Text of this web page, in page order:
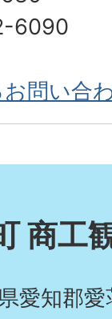
6090
問い合
商工
愛知郡愛